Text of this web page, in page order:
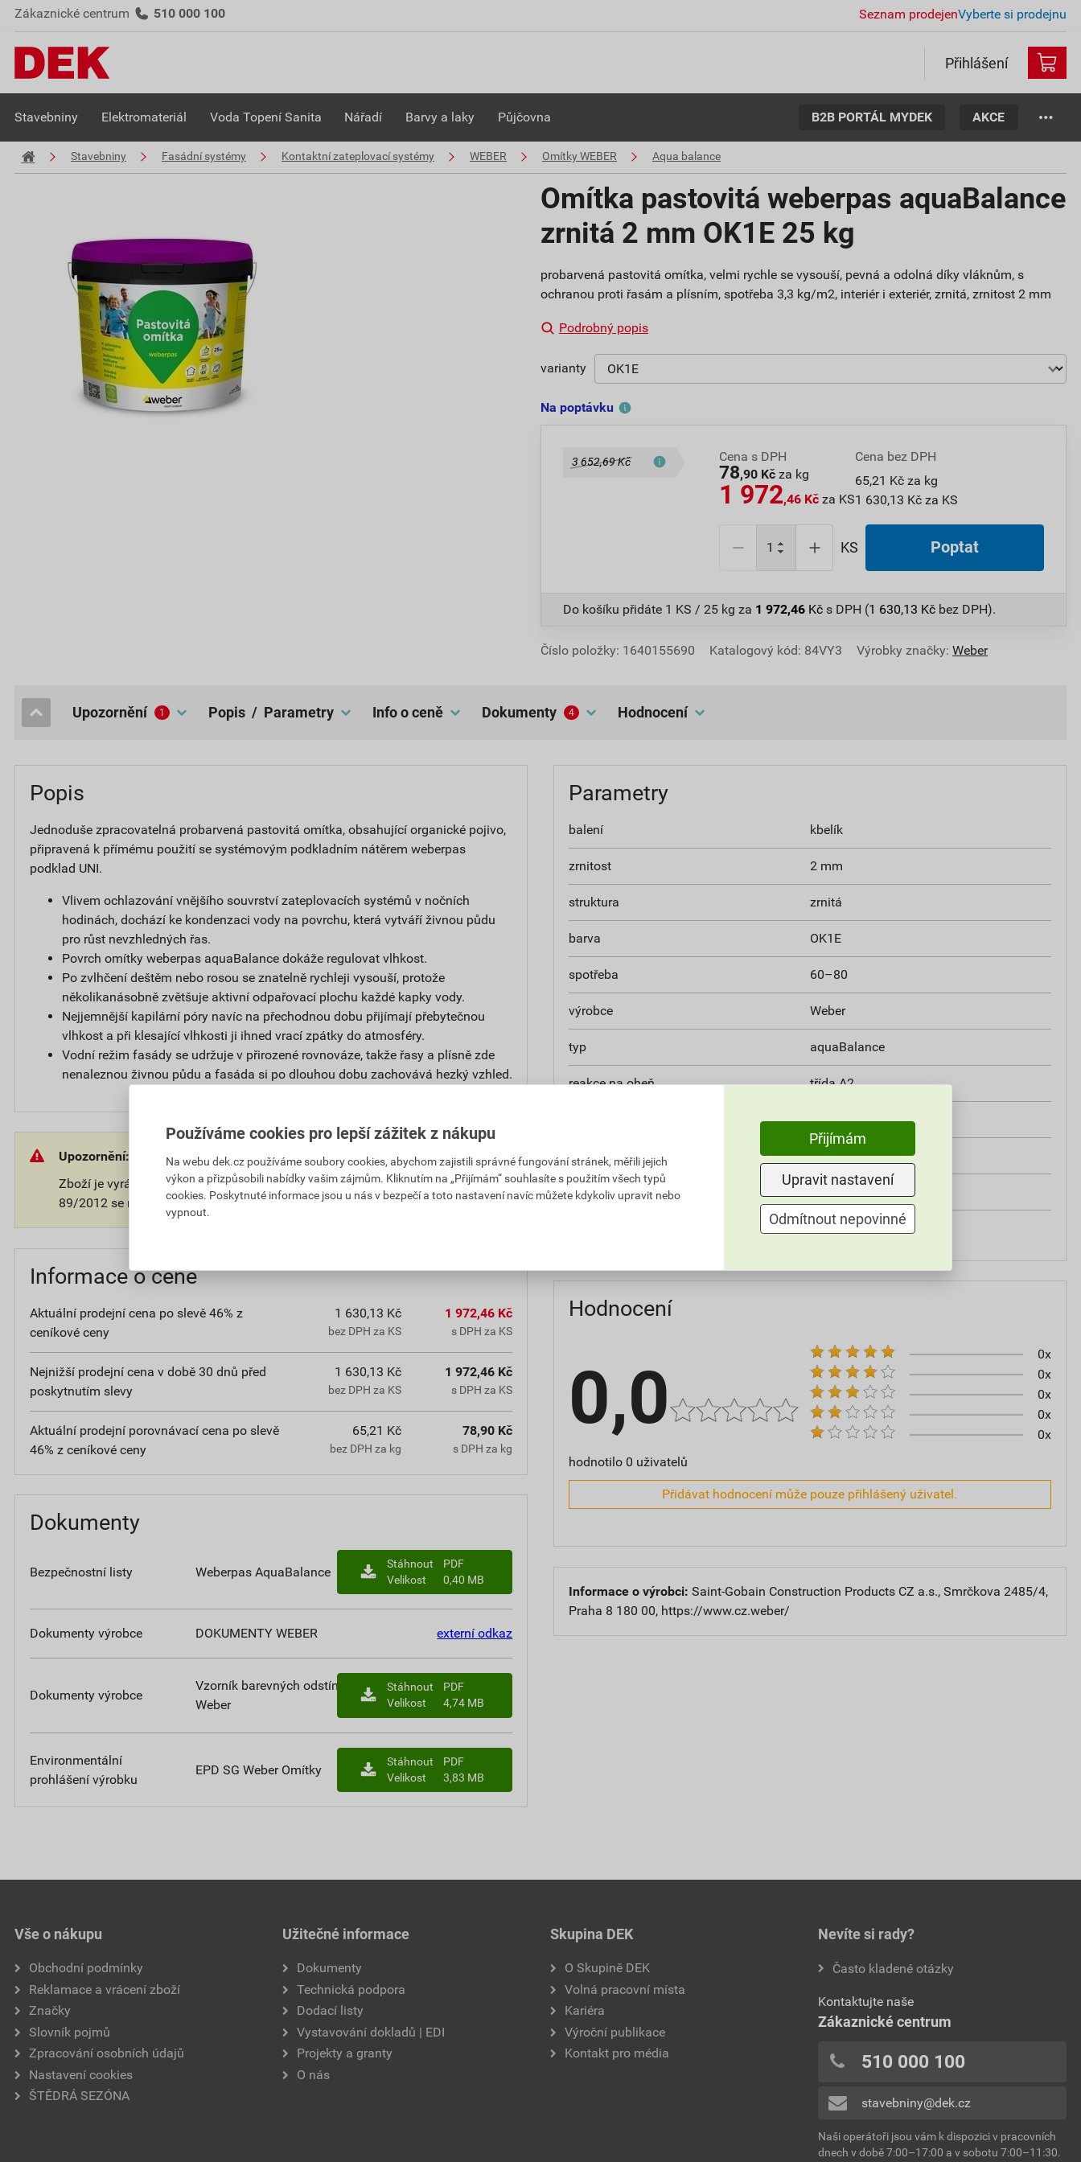
Zákaznické centrum 510 000 100 Seznam prodejenVyberte si prodejnu
Přihlášení
Stavebniny Elektromateriál Voda Topení Sanita Nářadí Barvy a laky Půjčovna B2B PORTÁL MYDEK AKCE
Stavebniny Fasádní systémy Kontaktní zateplovací systémy WEBER Omítky WEBER Aqua balance
Omítka pastovitá weberpas aquaBalance
zrnitá 2 mm OK1E 25 kg
probarvená pastovitá omítka, velmi rychle se vysouší, pevná a odolná díky vláknům, s
ochranou proti řasám a plísním, spotřeba 3,3 kg/m2, interiér i exteriér, zrnitá, zrnitost 2 mm
Podrobný popis
varianty
Na poptávku
3 652,69 Kč Cena s DPH
78,90 Kč za kg
1 972,46 Kč za KS
Cena bez DPH
65,21 Kč za kg
1 630,13 Kč za KS
KS Poptat
Do košíku přidáte 1 KS / 25 kg za 1 972,46 Kč s DPH (1 630,13 Kč bez DPH).
Číslo položky: 1640155690 Katalogový kód: 84VY3 Výrobky značky: Weber
popis / Parametry
upozornění 1 Info o ceně dokumenty 4 hodnocení
Popis
Jednoduše zpracovatelná probarvená pastovitá omítka, obsahující organické pojivo,
připravená k přímému použití se systémovým podkladním nátěrem weberpas
podklad UNI.
Vlivem ochlazování vnějšího souvrství zateplovacích systémů v nočních
hodinách, dochází ke kondenzaci vody na povrchu, která vytváří živnou půdu
pro růst nevzhledných řas.
Povrch omítky weberpas aquaBalance dokáže regulovat vlhkost.
Po zvlhčení deštěm nebo rosou se znatelně rychleji vysouší, protože
několikanásobně zvětšuje aktivní odpařovací plochu každé kapky vody.
Nejjemnější kapilární póry navíc na přechodnou dobu přijímají přebytečnou
vlhkost a při klesající vlhkosti ji ihned vrací zpátky do atmosféry.
Vodní režim fasády se udržuje v přirozené rovnováze, takže řasy a plísně zde
nenaleznou živnou půdu a fasáda si po dlouhou dobu zachovává hezký vzhled.
Upozornění:
Zboží je vyráběno na přání zákazníka. V souladu s občanským zákoníkem č.
89/2012 se na takové zboží nevztahuje 14-ti denní ochranná lhůta.
Informace o ceně
Aktuální prodejní cena po slevě 46% z
ceníkové ceny
1 630,13 Kč
bez DPH za KS
1 972,46 Kč
s DPH za KS
Nejnižší prodejní cena v době 30 dnů před
poskytnutím slevy
1 630,13 Kč
bez DPH za KS
1 972,46 Kč
s DPH za KS
Aktuální prodejní porovnávací cena po slevě
46% z ceníkové ceny
65,21 Kč
bez DPH za kg
78,90 Kč
s DPH za kg
Dokumenty
Bezpečnostní listy Weberpas AquaBalance
Stáhnout
PDF
Velikost
0,40 MB
Dokumenty výrobce DOKUMENTY WEBER externí odkaz
Dokumenty výrobce
Vzorník barevných odstínů
Weber
Stáhnout
PDF
Velikost
4,74 MB
Environmentální
prohlášení výrobku
EPD SG Weber Omítky
Stáhnout
PDF
Velikost
3,83 MB
Parametry
balení kbelík
zrnitost 2 mm
struktura zrnitá
barva OK1E
spotřeba 60–80
výrobce Weber
typ aquaBalance
reakce na oheň třída A2
od +5°C do +25°C
hmotnost 25 kg
typ výrobku
60–80
Hodnocení
0,0
hodnotilo 0 uživatelů
0x
0x
0x
0x
0x
Přidávat hodnocení může pouze přihlášený uživatel.
Informace o výrobci: Saint-Gobain Construction Products CZ a.s., Smrčkova 2485/4,
Praha 8 180 00, https://www.cz.weber/
Vše o nákupu
Obchodní podmínky
Reklamace a vrácení zboží
Značky
Slovník pojmů
Zpracování osobních údajů
Nastavení cookies
ŠTĚDRÁ SEZÓNA
Užitečné informace
Dokumenty
Technická podpora
Dodací listy
Vystavování dokladů | EDI
Projekty a granty
O nás
Skupina DEK
O Skupině DEK
Volná pracovní místa
Kariéra
Výroční publikace
Kontakt pro média
Nevíte si rady?
Často kladené otázky
Kontaktujte naše
Zákaznické centrum
510 000 100
stavebniny@dek.cz
Naši operátoři jsou vám k dispozici v pracovních
dnech v době 7:00–17:00 a v sobotu 7:00–11:30.
Používáme cookies pro lepší zážitek z nákupu
Na webu dek.cz používáme soubory cookies, abychom zajistili správné fungování stránek, měřili jejich
výkon a přizpůsobili nabídky vašim zájmům. Kliknutím na „Přijímám“ souhlasíte s použitím všech typů
cookies. Poskytnuté informace jsou u nás v bezpečí a toto nastavení navíc můžete kdykoliv upravit nebo
vypnout.
Přijímám
Upravit nastavení
Odmítnout nepovinné